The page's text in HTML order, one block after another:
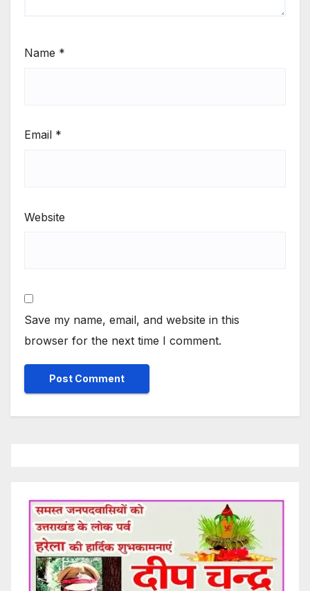
Name *
Email *
Website
Save my name, email, and website in this
browser for the next time I comment.